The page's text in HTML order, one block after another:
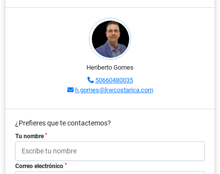
Heriberto Gomes
50660480035
h.gomes@kwcostarica.com
¿Prefieres que te contactemos?
Tu nombre *
Correo electrónico *